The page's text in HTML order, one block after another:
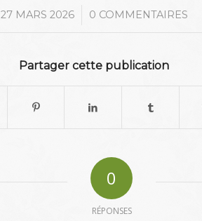
27 MARS 2026
/ 0 COMMENTAIRES
Partager cette publication
0
RÉPONSES